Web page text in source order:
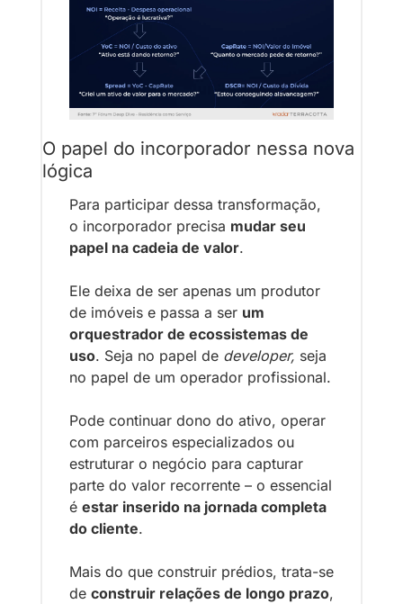
O papel do incorporador nessa nova
lógica
Para participar dessa transformação,
o incorporador precisa mudar seu
papel na cadeia de valor.
Ele deixa de ser apenas um produtor
de imóveis e passa a ser um
orquestrador de ecossistemas de
uso. Seja no papel de developer, seja
no papel de um operador profissional.
Pode continuar dono do ativo, operar
com parceiros especializados ou
estruturar o negócio para capturar
parte do valor recorrente – o essencial
é estar inserido na jornada completa
do cliente.
Mais do que construir prédios, trata-se
de construir relações de longo prazo